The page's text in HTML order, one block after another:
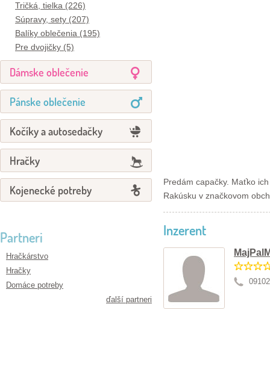
Tričká, tielka (226)
Súpravy, sety (207)
Balíky oblečenia (195)
Pre dvojičky (5)
Dámske oblečenie
Pánske oblečenie
Kočíky a autosedačky
Hračky
Kojenecké potreby
Partneri
Hračkárstvo
Hračky
Domáce potreby
ďalší partneri
Predám capačky. Maťko
Rakúsku v značkovom
Inzerent